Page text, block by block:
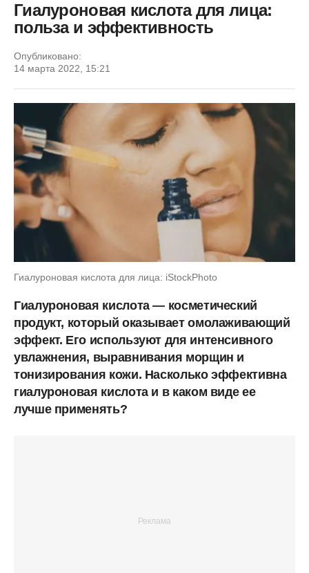
Гиалуроновая кислота для лица:
польза и эффективность
Опубликовано:
14 марта 2022, 15:21
Гиалуроновая кислота для лица: iStockPhoto
Гиалуроновая кислота — косметический
продукт, который оказывает омолаживающий
эффект. Его используют для интенсивного
увлажнения, выравнивания морщин и
тонизирования кожи. Насколько эффективна
гиалуроновая кислота и в каком виде ее
лучше применять?